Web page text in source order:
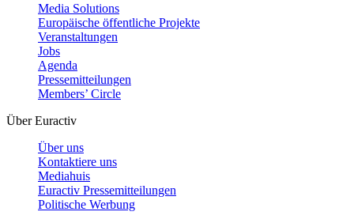
Media Solutions
Europäische öffentliche Projekte
Veranstaltungen
Jobs
Agenda
Pressemitteilungen
Members’ Circle
Über Euractiv
Über uns
Kontaktiere uns
Mediahuis
Euractiv Pressemitteilungen
Politische Werbung